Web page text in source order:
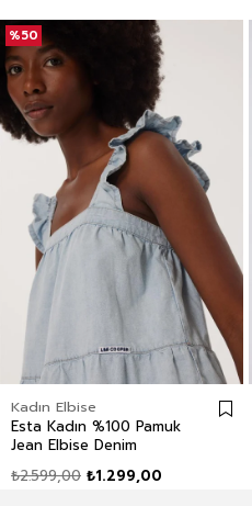
Kadın Elbise
Esta Kadın %100 Pamuk
Jean Elbise Denim
₺1.299,00
₺2.599,00
%50